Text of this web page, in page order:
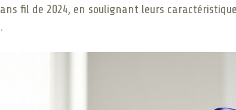
fil de 2024, en soulignant leurs